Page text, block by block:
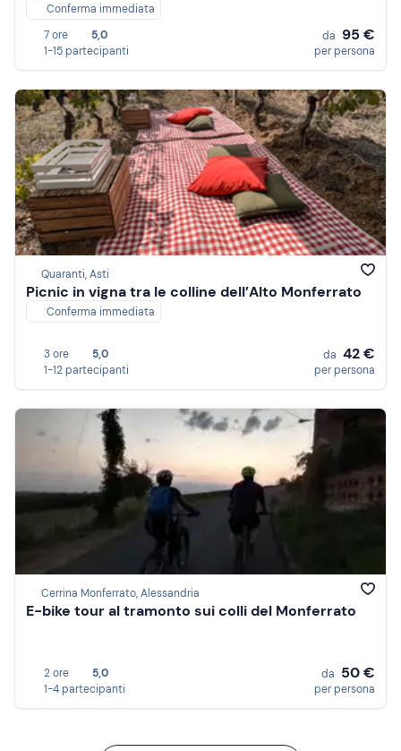
Conferma immediata
7 ore
5,0
1-15 partecipanti
da 95 €
per persona
Quaranti, Asti
Picnic in vigna tra le colline dell’Alto Monferrato
Conferma immediata
3 ore
5,0
1-12 partecipanti
da 42 €
per persona
Cerrina Monferrato, Alessandria
E-bike tour al tramonto sui colli del Monferrato
2 ore
5,0
1-4 partecipanti
da 50 €
per persona